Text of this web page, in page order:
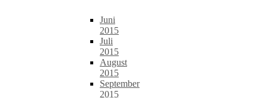
Juni
2015
Juli
2015
August
2015
September
2015